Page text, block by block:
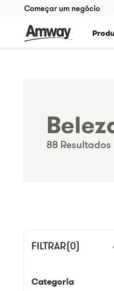
Começar um negócio
88 Resultados
FILTRAR(0)
Categoria